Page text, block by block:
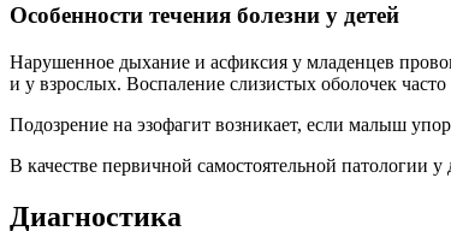
Особенности течения болезни у детей
Нарушенное дыхание и асфиксия у младенцев
и у взрослых. Воспаление слизистых оболочек
Подозрение на эзофагит возникает, если малыш
В качестве первичной самостоятельной патологии
Диагностика